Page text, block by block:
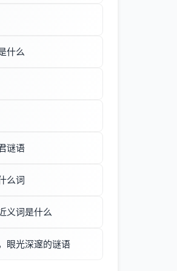
什么
谜语
么词
义词是什么
眼光深邃的谜语